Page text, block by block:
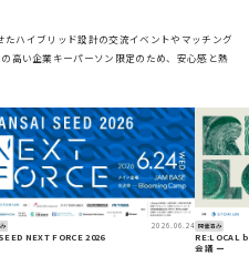
ハイブリッド設計の交流イベントやマッチング
高い企業キーパーソン限定のため、安心感と熱
2026.06.24
NEXT FORCE 2026
開催済み
RE:LOCAL
会議 ー